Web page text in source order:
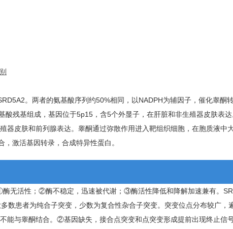
。两者的氨基酸序列约50%相同，以NADPH为辅因子，催化睾酮
残基组成，基因位于5p15，含5个外显子，在肝脏和非生殖器皮肤表
器皮肤和前列腺表达。睾酮通过弥散作用进入靶组织细胞，在胞质液中
激活基因转录，合成特异性蛋白。
无活性；②酶不稳定，迅速被代谢；③酶活性降低和降解加速兼有。
数患者为纯合子突变，少数为复合性杂合子突变。突变位点分布较广，
能与睾酮结合。②基因缺失，接合点突变和点突变形成提前出现终止信